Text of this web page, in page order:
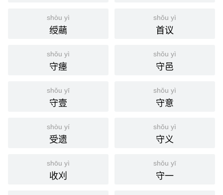
shòu yì
绶虉
shǒu yì
首议
shǒu yì
守瘗
shǒu yì
守邑
shǒu yī
守壹
shǒu yì
守意
shòu yí
受遗
shǒu yì
守义
shōu yì
收刈
shǒu yī
守一